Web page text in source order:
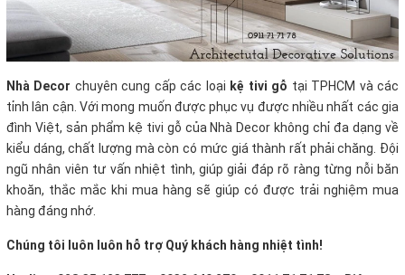
Nhà Decor chuyên cung cấp các loại kệ tivi gỗ tại TPHCM và các
tỉnh lân cận. Với mong muốn được phục vụ được nhiều nhất các gia
đình Việt, sản phẩm kệ tivi gỗ của Nhà Decor không chỉ đa dạng về
kiểu dáng, chất lượng mà còn có mức giá thành rất phải chăng. Đội
ngũ nhân viên tư vấn nhiệt tình, giúp giải đáp rõ ràng từng nỗi băn
khoăn, thắc mắc khi mua hàng sẽ giúp có được trải nghiệm mua
hàng đáng nhớ.
Chúng tôi luôn luôn hỗ trợ Quý khách hàng nhiệt tình!